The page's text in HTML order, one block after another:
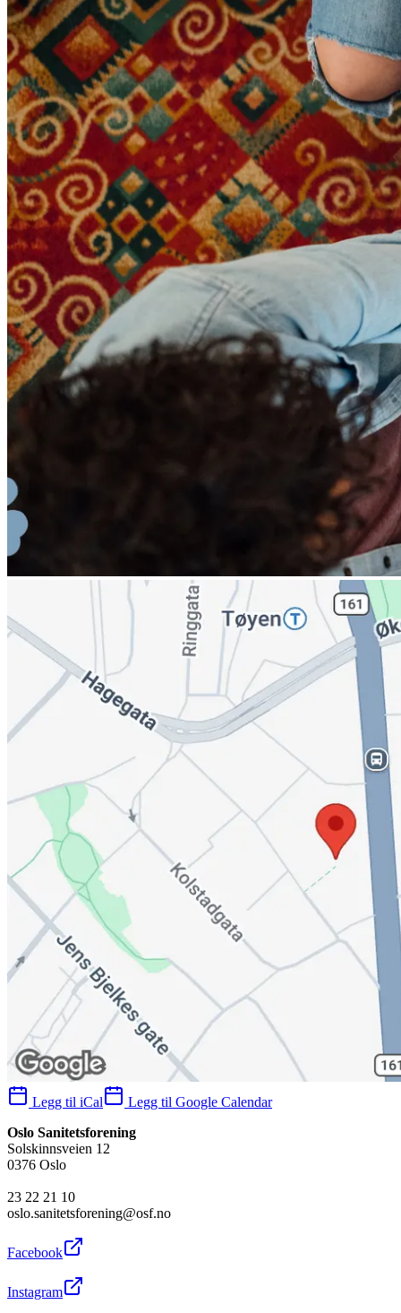
Legg til iCal
Legg til Google Calendar
Oslo Sanitetsforening
Solskinnsveien 12
0376 Oslo
23 22 21 10
oslo.sanitetsforening@osf.no
Facebook
Instagram